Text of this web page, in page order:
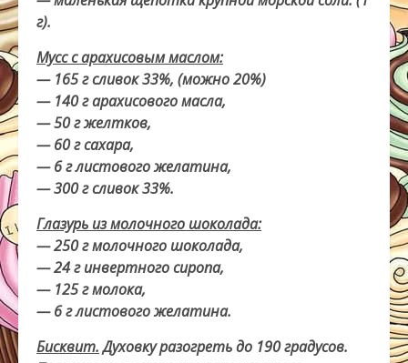
г).
Мусс с арахисовым маслом:
— 165 г сливок 33%, (можно 20%)
— 140 г арахисового масла,
— 50 г желтков,
— 60 г сахара,
— 6 г листового желатина,
— 300 г сливок 33%.
Глазурь из молочного шоколада:
— 250 г молочного шоколада,
— 24 г инвертного сиропа,
— 125 г молока,
— 6 г листового желатина.
Бисквит.Духовку разогреть до 190 градусов.